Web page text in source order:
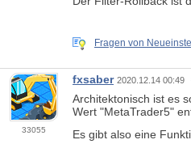
Fragen von
33055
fxsaber 2020.12.14 00:49
Architektonisch ist es
Wert "MetaTrader5"
Es gibt also eine